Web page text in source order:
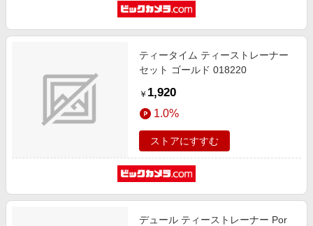
ティータイム ティーストレーナー
セット ゴールド 018220
￥ 1,920
1.0%
ストアにすすむ
デュール ティーストレーナー Por